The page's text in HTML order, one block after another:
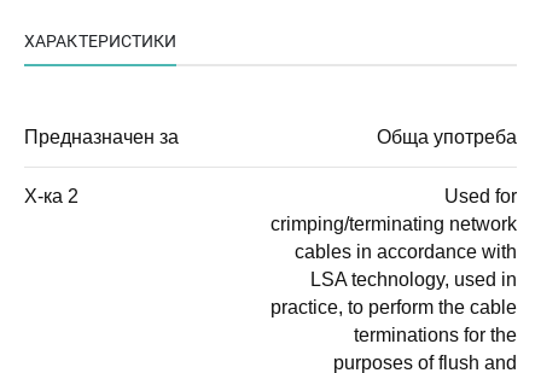
ХАРАКТЕРИСТИКИ
Предназначен за Обща употреба
Х-ка 2
Used for
crimping/terminating network
cables in accordance with
LSA technology, used in
practice, to perform the cable
terminations for the
purposes of flush and